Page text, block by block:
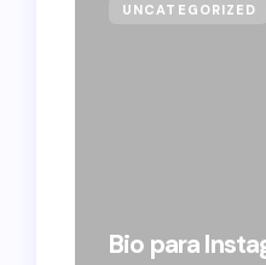
UNCATEGORIZED
Bio para